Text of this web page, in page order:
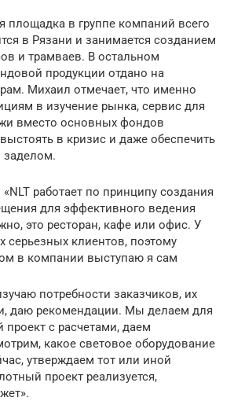
площадка в группе компаний всего
в Рязани и занимается созданием
и трамваев. В остальном
продукции отдано на
Михаил отмечает, что именно
в изучение рынка, сервис для
вместо основных фондов
в кризис и даже обеспечить
работает по принципу создания
для эффективного ведения
это ресторан, кафе или офис. У
серьезных клиентов, поэтому
в компании выступаю я сам
потребности заказчиков, их
даю рекомендации. Мы делаем для
с расчетами, даем
какое световое оборудование
утверждаем тот или иной
проект реализуется,